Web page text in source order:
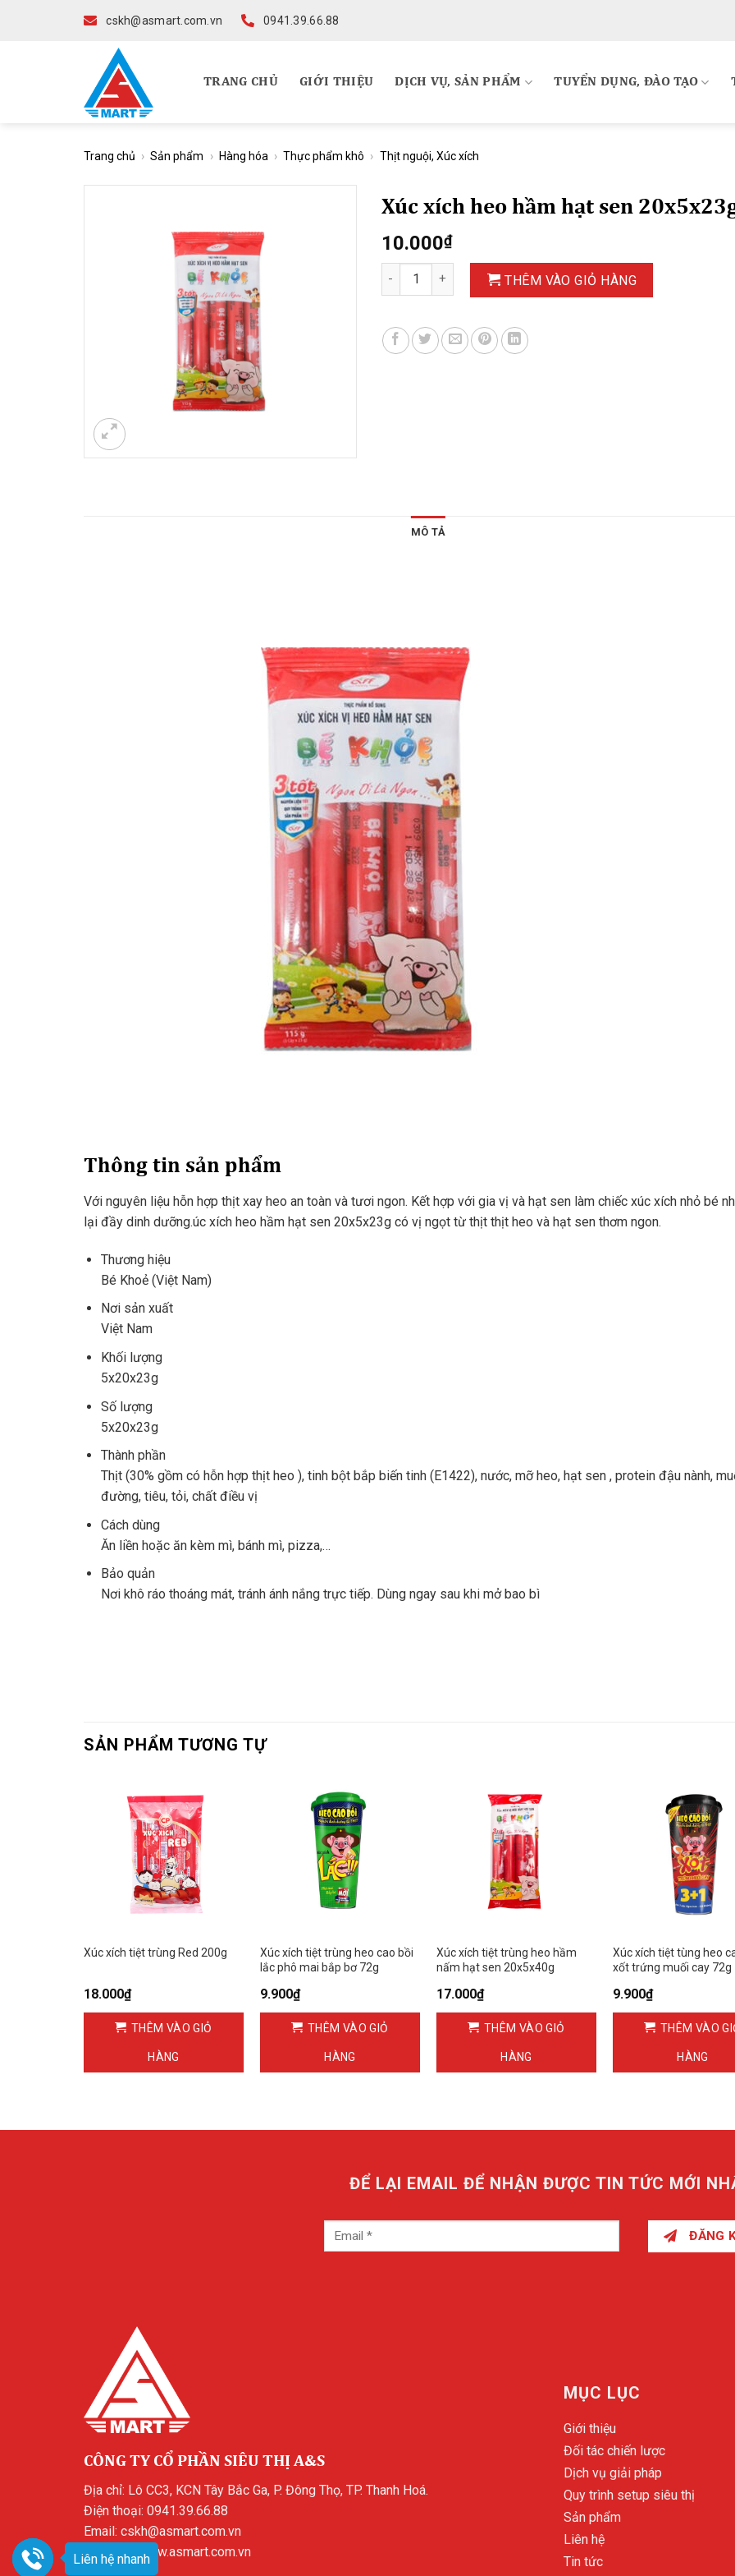
cskh@asmart.com.vn 0941.39.66.88
TRANG CHỦ GIỚI THIỆU DỊCH VỤ, SẢN PHẨM TUYỂN DỤNG, ĐÀO TẠO
Trang chủ › Sản phẩm › Hàng hóa › Thực phẩm khô › Thịt nguội, Xúc xích
Xúc xích heo hầm hạt sen
10.000₫
Xúc xích heo hầm hạt sen 20x5x23g số lượng
THÊM VÀO GIỎ HÀNG
MÔ TẢ
Thông tin sản phẩm
Với nguyên liệu hỗn hợp thịt xay heo an toàn và tươi ngon. Kết hợp với gia vị và hạt sen làm chiếc xúc xích nhỏ bé
lại đầy dinh dưỡng.úc xích heo hầm hạt sen 20x5x23g có vị ngọt từ thịt thịt heo và hạt sen thơm ngon.
Thương hiệu
Bé Khoẻ (Việt Nam)
Nơi sản xuất
Việt Nam
Khối lượng
5x20x23g
Số lượng
5x20x23g
Thành phần
Thịt (30% gồm có hỗn hợp thịt heo ), tinh bột bắp biến tinh (E1422), nước, mỡ heo, hạt sen , protein đậu nành,
đường, tiêu, tỏi, chất điều vị
Cách dùng
Ăn liền hoặc ăn kèm mì, bánh mì, pizza,…
Bảo quản
Nơi khô ráo thoáng mát, tránh ánh nắng trực tiếp. Dùng ngay sau khi mở bao bì
SẢN PHẨM TƯƠNG TỰ
Xúc xích tiệt trùng Red 200g
18.000₫
THÊM VÀO GIỎ
HÀNG
Xúc xích tiệt trùng heo cao bồi
lắc phô mai bắp bơ 72g
9.900₫
THÊM VÀO GIỎ
HÀNG
Xúc xích tiệt trùng heo hầm
nấm hạt sen 20x5x40g
17.000₫
THÊM VÀO GIỎ
HÀNG
Xúc xích tiệt tùng heo
xốt trứng muối cay 72g
9.900₫
THÊM VÀO
HÀNG
ĐỂ LẠI EMAIL ĐỂ NHẬN ĐƯỢC TIN TỨC MỚI
ĐĂNG
CÔNG TY CỔ PHẦN SIÊU THỊ A&S
Địa chỉ: Lô CC3, KCN Tây Bắc Ga, P. Đông Thọ, TP. Thanh Hoá.
Điện thoại: 0941.39.66.88
Email: cskh@asmart.com.vn
Website:
www.asmart.com.vn
MỤC LỤC
Giới thiệu
Đối tác chiến lược
Dịch vụ giải pháp
Quy trình setup siêu thị
Sản phẩm
Liên hệ
Tin tức
Liên hệ nhanh